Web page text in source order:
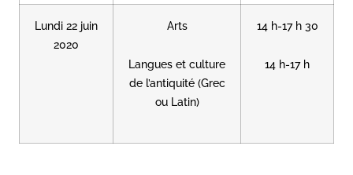
Lundi 22 juin
2020
Arts
Langues et culture
de l’antiquité (Grec
ou Latin)
14 h-17 h 30
14 h-17 h